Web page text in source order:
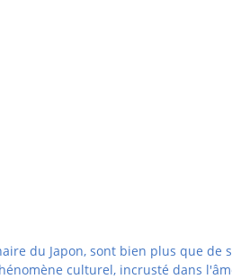
du Japon, sont bien plus que de
culturel, incrusté dans